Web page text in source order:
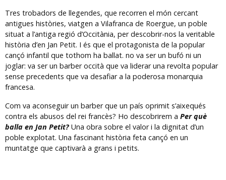
Tres trobadors de llegendes, que recorren el món cercant
antigues històries, viatgen a Vilafranca de Roergue, un poble
situat a l’antiga regió d’Occitània, per descobrir-nos la veritable
història d’en Jan Petit. I és que el protagonista de la popular
cançó infantil que tothom ha ballat. no va ser un bufó ni un
joglar: va ser un barber occità que va liderar una revolta popular
sense precedents que va desafiar a la poderosa monarquia
francesa.
Com va aconseguir un barber que un país oprimit s’aixequés
contra els abusos del rei francès? Ho descobrirem a Per què
balla en Jan Petit? Una obra sobre el valor i la dignitat d’un
poble explotat. Una fascinant història feta cançó en un
muntatge que captivarà a grans i petits.